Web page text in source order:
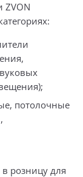
ZVON
потолочные
розницу для